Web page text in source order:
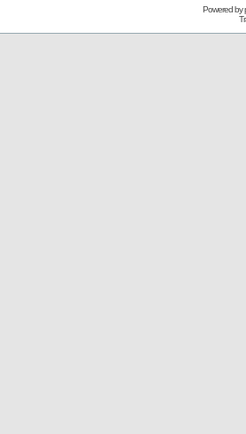
Powered by